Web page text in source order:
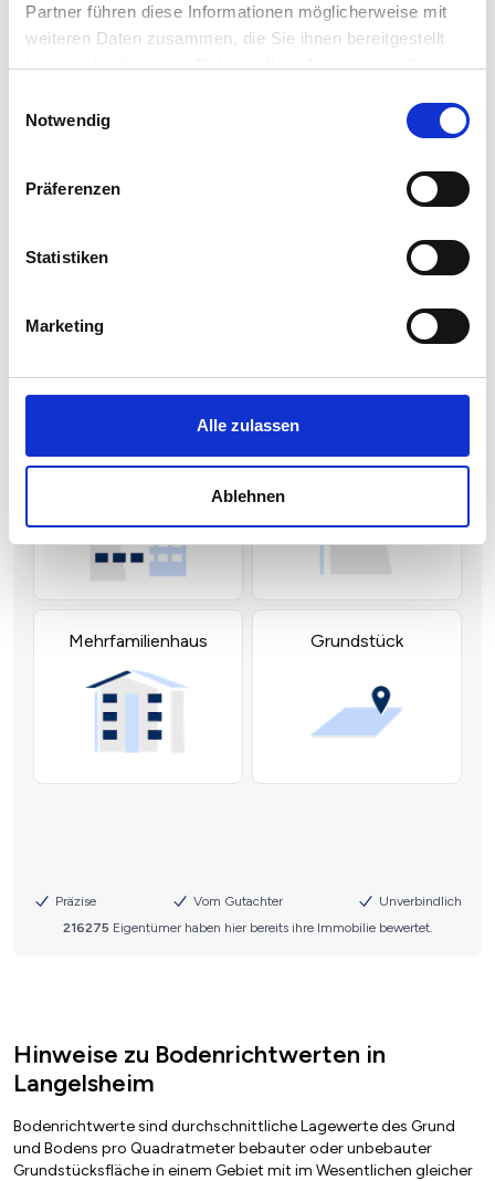
Partner führen diese Informationen möglicherweise mit
weiteren Daten zusammen, die Sie ihnen bereitgestellt
haben oder die sie im Rahmen Ihrer Nutzung der Dienste
Notwendig
Präferenzen
Statistiken
Marketing
Alle zulassen
Ablehnen
Hinweise zu Bodenrichtwerten in
Langelsheim
Bodenrichtwerte sind durchschnittliche Lagewerte des Grund
und Bodens pro Quadratmeter bebauter oder unbebauter
Grundstücksfläche in einem Gebiet mit im Wesentlichen gleicher